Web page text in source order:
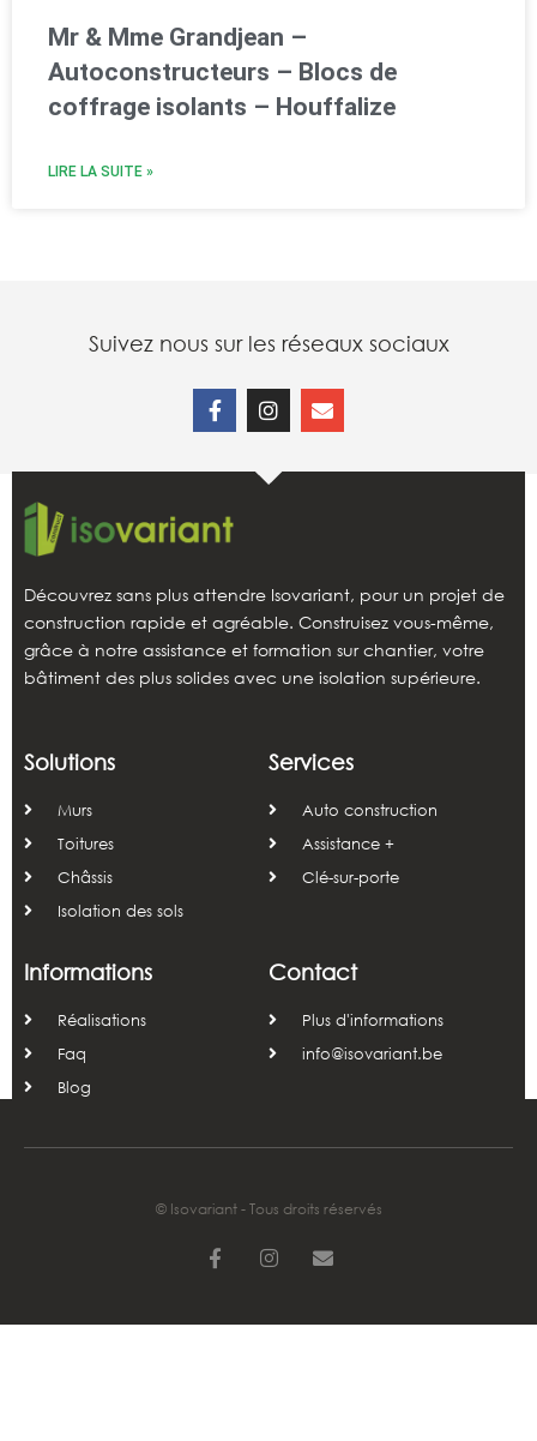
Mr & Mme Grandjean –
Autoconstructeurs – Blocs de
coffrage isolants – Houffalize
LIRE LA SUITE »
Suivez nous sur les réseaux sociaux
Découvrez sans plus attendre Isovariant, pour un projet de
construction rapide et agréable. Construisez vous-même,
grâce à notre assistance et formation sur chantier, votre
bâtiment des plus solides avec une isolation supérieure.
Solutions
Murs
Toitures
Châssis
Isolation des sols
Services
Auto construction
Assistance +
Clé-sur-porte
Informations
Réalisations
Faq
Blog
Contact
Plus d'informations
info@isovariant.be
© Isovariant - Tous droits réservés